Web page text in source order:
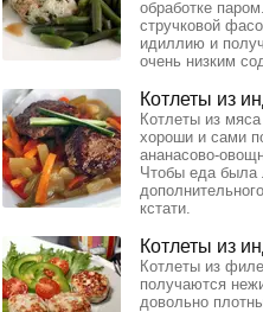
обработке
стручковой
идиллию и
очень низким
Котлеты из
Котлеты из
хороши и сами
ананасово-
Чтобы еда была
кстати.
Котлеты из
Котлеты из
получаются
довольно